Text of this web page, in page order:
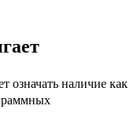
означать наличие как